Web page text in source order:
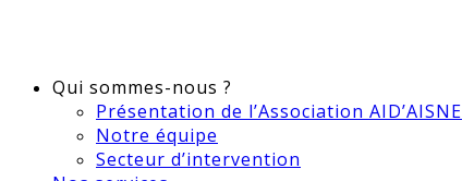
Qui sommes-nous ?
Présentation de l’Association AID’AISNE
Notre équipe
Secteur d’intervention